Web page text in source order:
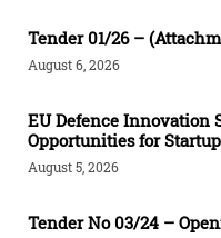
Tender 01/26 –
August 6, 2026
EU Defence Innovation
Opportunities for
August 5, 2026
Tender Νο 03/24 –